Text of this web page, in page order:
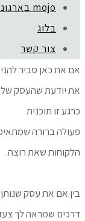
mojo בארגונים
בלוג
צור קשר
התכנית כוללת:
המפגשים.
אם את כאן סביר
את יודעת שהעסק
כרגע זו תוכנית
פעולה ברורה
הלקוחות שאת רוצה.
בין אם את עסק
דרכים שמראה לך